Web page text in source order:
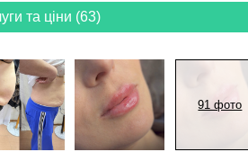
та ціни (63)
91 фото